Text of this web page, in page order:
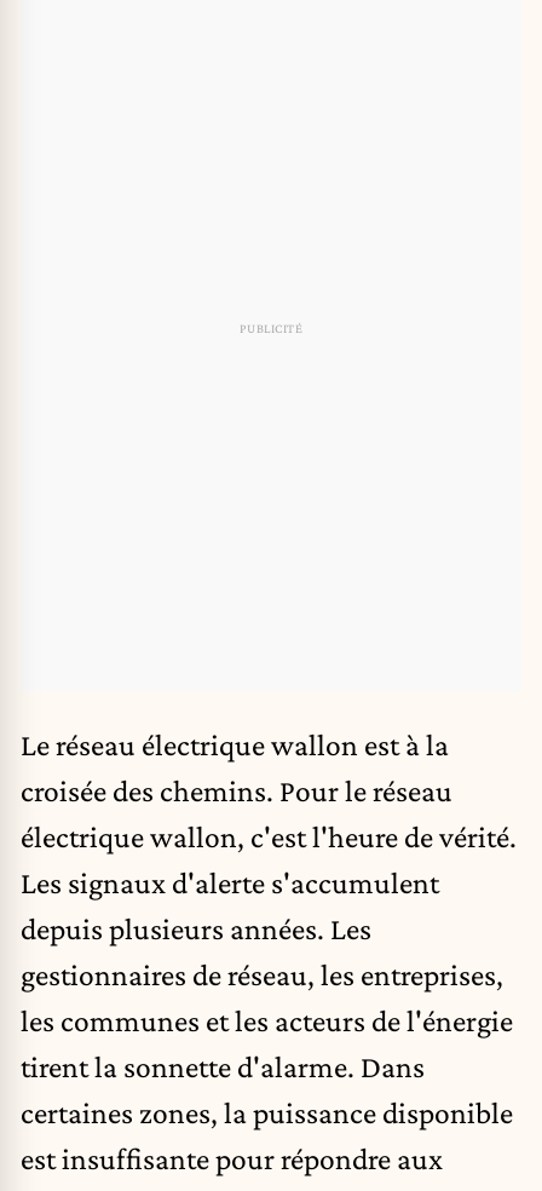
Le réseau électrique wallon est à la
croisée des chemins. Pour le réseau
électrique wallon, c'est l'heure de vérité.
Les signaux d'alerte s'accumulent
depuis plusieurs années. Les
gestionnaires de réseau, les entreprises,
les communes et les acteurs de l'énergie
tirent la sonnette d'alarme. Dans
certaines zones, la puissance disponible
est insuffisante pour répondre aux